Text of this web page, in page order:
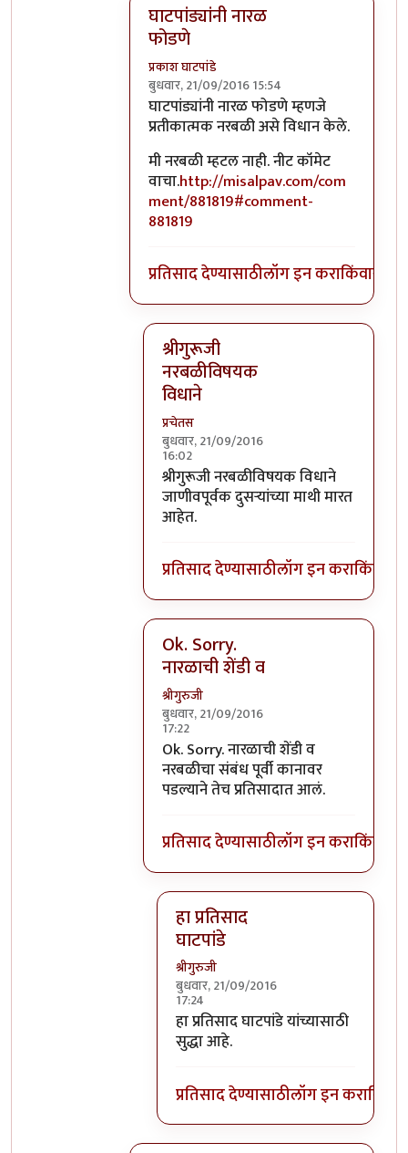
घाटपांड्यांनी नारळ
फोडणे
प्रकाश घाटपांडे
बुधवार, 21/09/2016 15:54
In reply toआत्मबंधवाल्यानी `कोहळा म्हणजे
घाटपांड्यांनी नारळ फोडणे म्हणजे
प्रतीकात्मक नरबळी असे विधान केले.
मी नरबळी म्हटल नाही. नीट कॉमेट
वाचा.http://misalpav.com/com
ment/881819#comment-
881819
प्रतिसाद देण्यासाठीलॉग इन कराकिंवा
श्रीगुरूजी
नरबळीविषयक
विधाने
प्रचेतस
बुधवार, 21/09/2016
16:02
In reply toघाटपांड्यांनी नारळ फोडणे
श्रीगुरूजी नरबळीविषयक विधाने
जाणीवपूर्वक दुसऱ्यांच्या माथी मारत
आहेत.
प्रतिसाद देण्यासाठीलॉग इन कराकिंवा
Ok. Sorry.
नारळाची शेंडी व
श्रीगुरुजी
बुधवार, 21/09/2016
17:22
In reply toघाटपांड्यांनी नारळ फोडणे
Ok. Sorry. नारळाची शेंडी व
नरबळीचा संबंध पूर्वी कानावर
पडल्याने तेच प्रतिसादात आलं.
प्रतिसाद देण्यासाठीलॉग इन कराकिंवा
हा प्रतिसाद
घाटपांडे
श्रीगुरुजी
बुधवार, 21/09/2016
17:24
In reply toOk. Sorry. नारळाची शेंडी व
हा प्रतिसाद घाटपांडे यांच्यासाठी
सुद्धा आहे.
प्रतिसाद देण्यासाठीलॉग इन कराकिंवा